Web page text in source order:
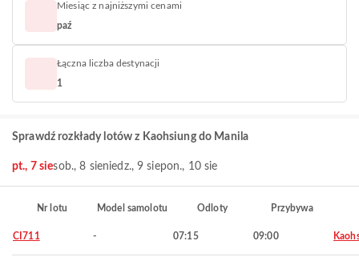
Miesiąc z najniższymi cenami
paź
Łączna liczba destynacji
1
Sprawdź rozkłady lotów z Kaohsiung do Manila
pt., 7 siesob., 8 sieniedz., 9 siepon., 10 sie
Nr lotu Model samolotu Odloty Przybywa
CI711 - 07:15 09:00